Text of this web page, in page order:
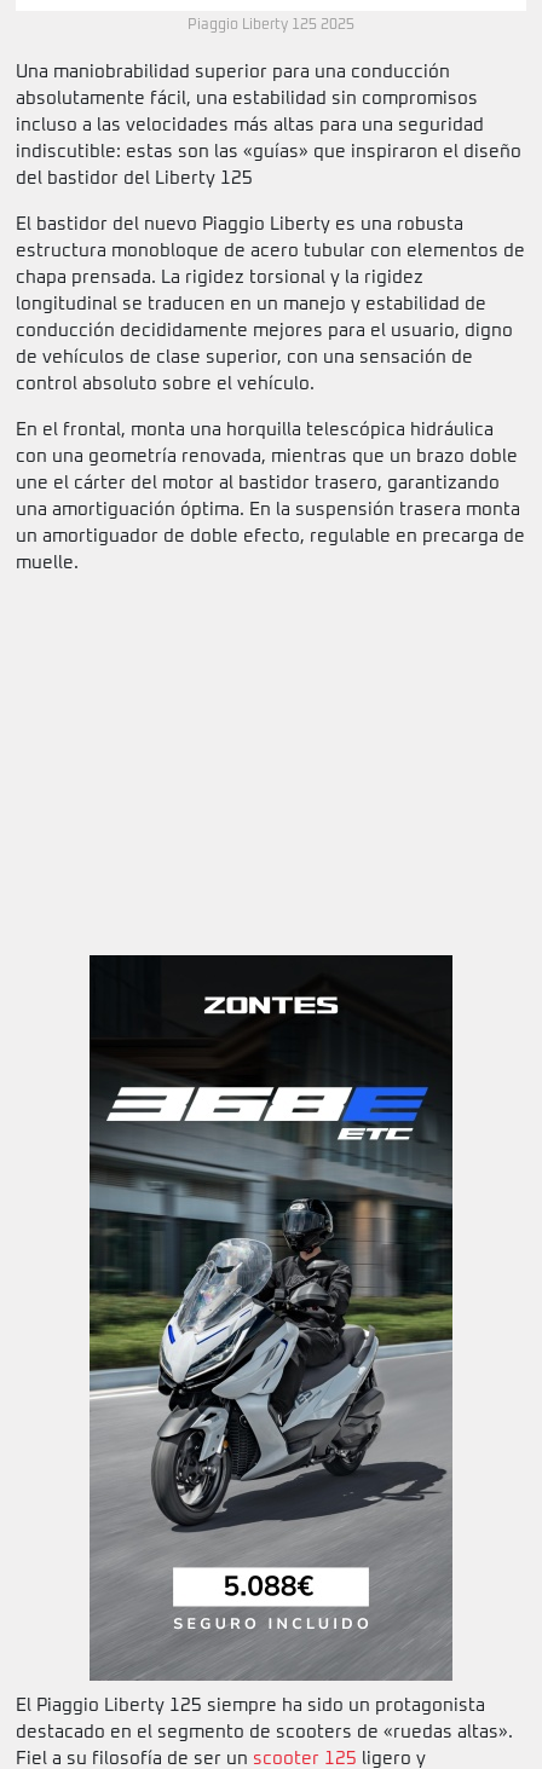
Piaggio Liberty 125 2025
Una maniobrabilidad superior para una conducción
absolutamente fácil, una estabilidad sin compromisos
incluso a las velocidades más altas para una seguridad
indiscutible: estas son las «guías» que inspiraron el diseño
del bastidor del Liberty 125
El bastidor del nuevo Piaggio Liberty es una robusta
estructura monobloque de acero tubular con elementos de
chapa prensada. La rigidez torsional y la rigidez
longitudinal se traducen en un manejo y estabilidad de
conducción decididamente mejores para el usuario, digno
de vehículos de clase superior, con una sensación de
control absoluto sobre el vehículo.
En el frontal, monta una horquilla telescópica hidráulica
con una geometría renovada, mientras que un brazo doble
une el cárter del motor al bastidor trasero, garantizando
una amortiguación óptima. En la suspensión trasera monta
un amortiguador de doble efecto, regulable en precarga de
muelle.
El Piaggio Liberty 125 siempre ha sido un protagonista
destacado en el segmento de scooters de «ruedas altas».
Fiel a su filosofía de ser un scooter 125 ligero y